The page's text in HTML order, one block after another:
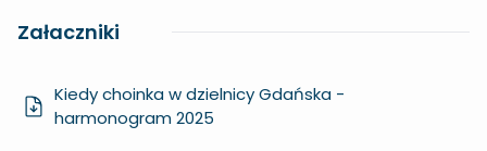
Załaczniki
Kiedy choinka w dzielnicy Gdańska -
harmonogram 2025